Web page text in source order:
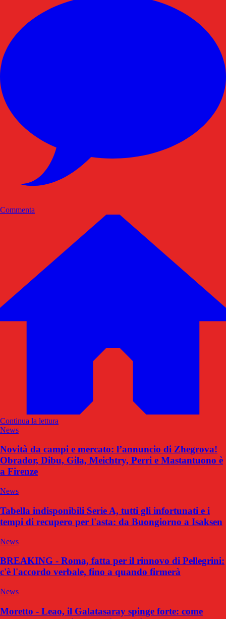
Commenta
Continua la lettura
News
Novità da campi e mercato: l’annuncio di Zhegrova!
Obrador, Dibu, Gila, Meichtry, Perri e Mastantuono è
a Firenze
News
Tabella indisponibili Serie A, tutti gli infortunati e i
tempi di recupero per l'asta: da Buongiorno a Isaksen
News
BREAKING - Roma, fatta per il rinnovo di Pellegrini:
c'è l'accordo verbale, fino a quando firmerà
News
Moretto - Leao, il Galatasaray spinge forte: come